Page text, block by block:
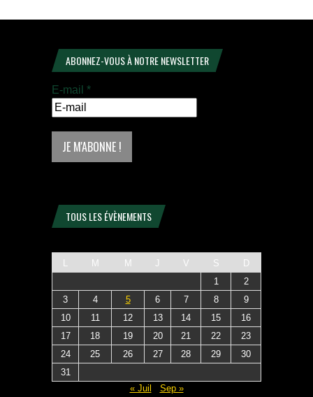
ABONNEZ-VOUS À NOTRE NEWSLETTER
E-mail *
TOUS LES ÉVÈNEMENTS
L M M J V S
D
1
2
3
4 5 6 7 8
9
10
11 12 13 14 15
16
17
18 19 20 21 22
23
24
25 26 27 28 29
30
31
« Juil
Sep »